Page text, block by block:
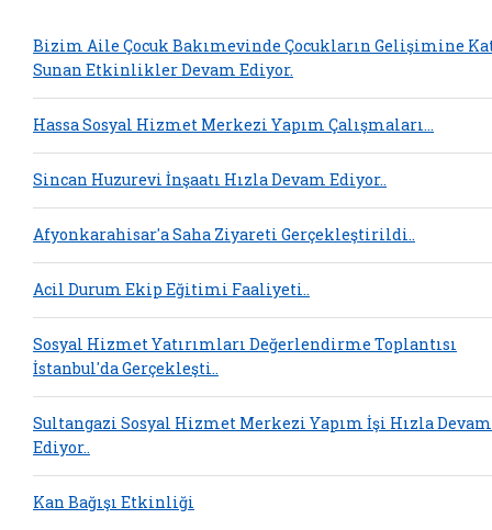
Bizim Aile Çocuk Bakımevinde Çocukların Gelişimine
Sunan Etkinlikler Devam Ediyor.
Hassa Sosyal Hizmet Merkezi Yapım Çalışmaları...
Sincan Huzurevi İnşaatı Hızla Devam Ediyor..
Afyonkarahisar'a Saha Ziyareti Gerçekleştirildi..
Acil Durum Ekip Eğitimi Faaliyeti..
Sosyal Hizmet Yatırımları Değerlendirme Toplantısı
İstanbul'da Gerçekleşti..
Sultangazi Sosyal Hizmet Merkezi Yapım İşi Hızla Devam
Ediyor..
Kan Bağışı Etkinliği